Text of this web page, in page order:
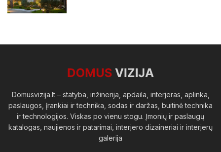
Įstatymai ir reglamentai
Domusvizija.lt – statyba, inžinerija, apdaila, interjeras, aplinka,
paslaugos, įrankiai ir technika, sodas ir daržas, buitinė technika
ir technologijos. Viskas po vienu stogu. Įmonių ir paslaugų
katalogas, naujienos ir patarimai, interjero dizaineriai ir interjerų
galerija